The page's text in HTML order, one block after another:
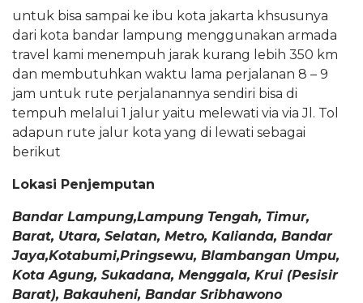
untuk bisa sampai ke ibu kota jakarta khsusunya
dari kota bandar lampung menggunakan armada
travel kami menempuh jarak kurang lebih 350 km
dan membutuhkan waktu lama perjalanan 8 – 9
jam untuk rute perjalanannya sendiri bisa di
tempuh melalui 1 jalur yaitu melewati via via Jl. Tol
adapun rute jalur kota yang di lewati sebagai
berikut
Lokasi Penjemputan
Bandar Lampung,Lampung Tengah, Timur,
Barat, Utara, Selatan, Metro, Kalianda, Bandar
Jaya,Kotabumi,Pringsewu, Blambangan Umpu,
Kota Agung, Sukadana, Menggala, Krui (Pesisir
Barat), Bakauheni, Bandar Sribhawono